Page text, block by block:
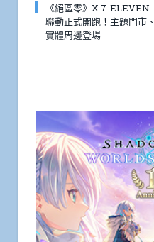
《絕區零》X 7-ELEVEN
聯動正式開跑！主題門市、
實體周邊登場